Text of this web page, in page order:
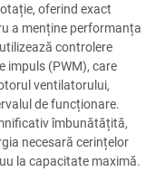
oferind exact
a menține performanța
controlere
impuls (PWM), care
ventilatorului,
de funcționare.
îmbunătățită,
necesară cerințelor
la capacitate maximă.